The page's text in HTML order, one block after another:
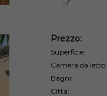
Prezzo:
Superficie:
Camera da letto:
Bagni:
Città: